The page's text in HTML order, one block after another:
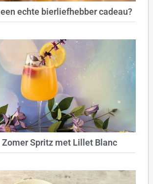
echte bierliefhebber cadeau?
Spritz met Lillet Blanc